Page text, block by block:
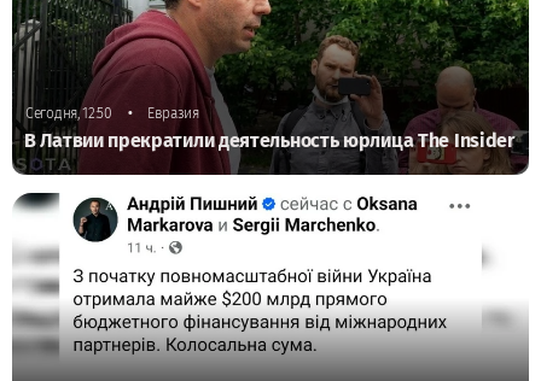
Сегодня, 12:50 • Евразия
В Латвии прекратили деятельность юрлица The Insider